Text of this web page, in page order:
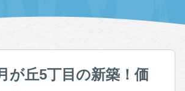
が丘5丁目の新築！価